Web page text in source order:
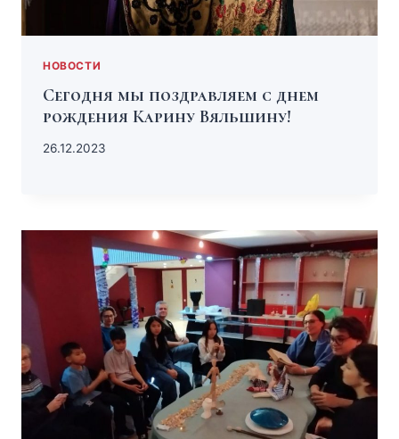
НОВОСТИ
Сегодня мы поздравляем с днем
рождения Карину Вяльшину!
26.12.2023